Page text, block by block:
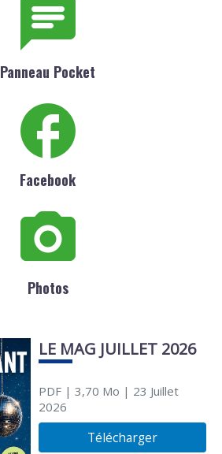
Panneau Pocket
Facebook
Photos
LE MAG JUILLET 2026
PDF| 3,70 Mo | 23 Juillet
2026
Télécharger